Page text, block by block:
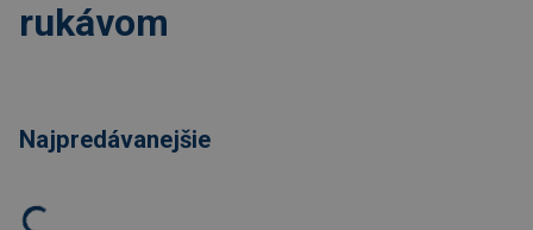
rukávom
Najpredávanejšie